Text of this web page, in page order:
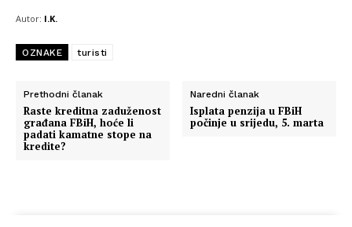
Autor: I.K.
OZNAKE turisti
Prethodni članak
Raste kreditna zaduženost
građana FBiH, hoće li
padati kamatne stope na
kredite?
Naredni članak
Isplata penzija u FBiH
počinje u srijedu, 5. marta